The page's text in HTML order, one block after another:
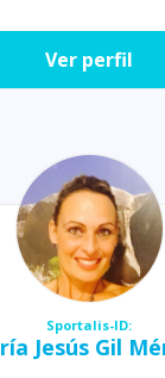
Ver perfil
Sportalis-ID:
Jesús Gil